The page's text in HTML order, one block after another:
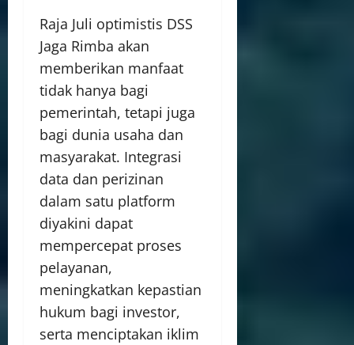
Raja Juli optimistis DSS
Jaga Rimba akan
memberikan manfaat
tidak hanya bagi
pemerintah, tetapi juga
bagi dunia usaha dan
masyarakat. Integrasi
data dan perizinan
dalam satu platform
diyakini dapat
mempercepat proses
pelayanan,
meningkatkan kepastian
hukum bagi investor,
serta menciptakan iklim